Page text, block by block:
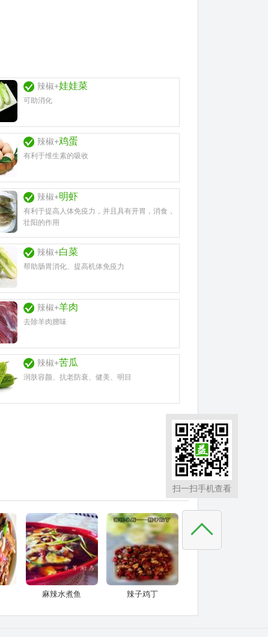
辣椒+娃娃菜
可助消化
辣椒+鸡蛋
有利于维生素的吸收
辣椒+明虾
有利于提高人体免疫力，并且具有开胃，消食，
壮阳的作用
辣椒+白菜
帮助肠胃消化、提高机体免疫力
辣椒+羊肉
去除羊肉膻味
辣椒+苦瓜
润肤容颜、抗老防衰、健美、明目
麻辣水煮鱼 辣子鸡丁
扫一扫手机查看